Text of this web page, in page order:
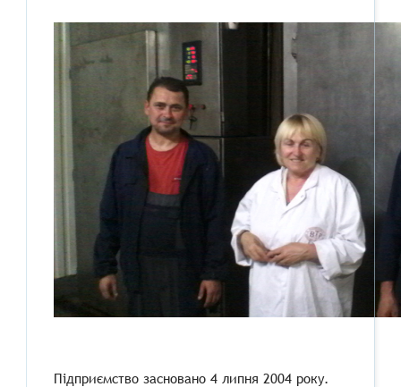
Підприємство засновано 4 липня 2004 року.